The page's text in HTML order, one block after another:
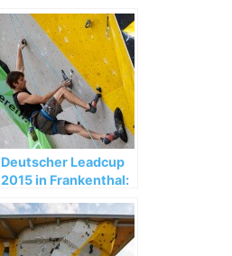
Deutscher Leadcup
2015 in Frankenthal:
wieder am Start